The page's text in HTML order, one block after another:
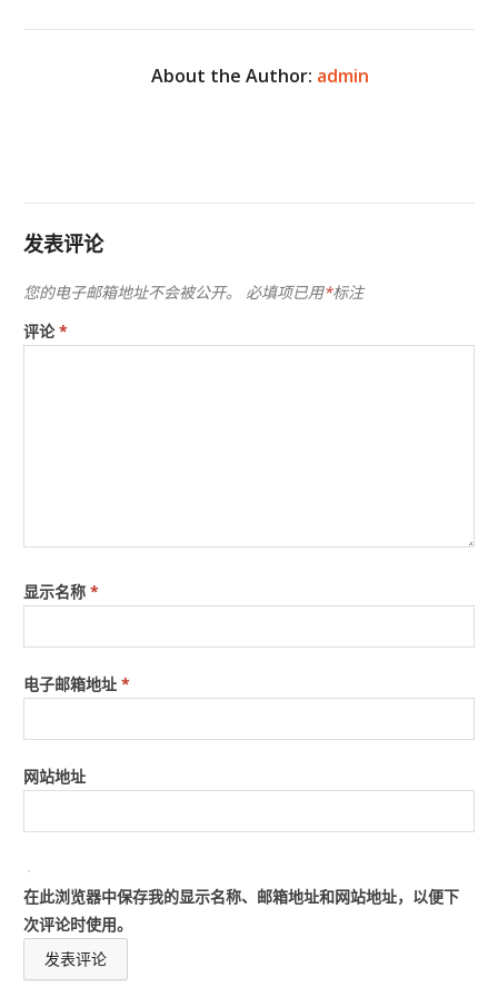
About the Author: admin
发表评论
您的电子邮箱地址不会被公开。 必填项已用*标注
评论*
显示名称*
电子邮箱地址*
网站地址
在此浏览器中保存我的显示名称、邮箱地址和网站地址，以便下
次评论时使用。